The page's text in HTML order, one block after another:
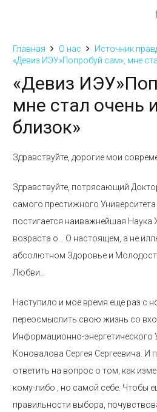
Главная О нас
Источник
«Девиз ИЭУ»Попробуй сам», мне
«Девиз
мне стал очень
близок»
Здравствуйте, дорогие мои
Здравствуйте, потрясающий
самого престижного
постигается наиважнейшая Наука
возраста о… О настоящем, а не
абсолютном Здоровье и
Любви…
Наступило и мое время еще раз с
переосмыслить свою жизнь со
Информационно-энергетического
Коновалова Сергея Сергеевича. И
ответить на вопрос о том, как
кому-либо , но самой себе. Чтобы
правильности выбора,